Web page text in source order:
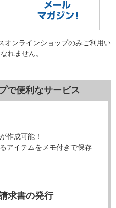
オンラインショップのみご利用い
れません。
で便利なサービス
作成可能！
アイテムをメモ付きで保存
求書の発行